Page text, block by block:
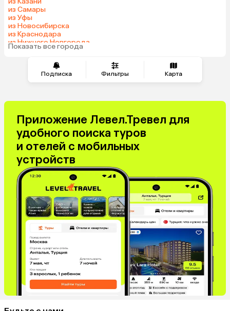
Подписка Фильтры Карта
из Самары
из Уфы
из Новосибирска
из Краснодара
из Нижнего Новгорода
из Перми
Показать все города
Приложение Левел.Тревел для
удобного поиска туров
и отелей с мобильных
устройств